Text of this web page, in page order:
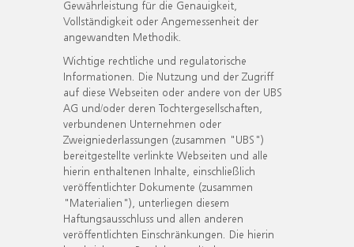
Gewährleistung für die Genauigkeit,
Vollständigkeit oder Angemessenheit der
angewandten Methodik.
Wichtige rechtliche und regulatorische
Informationen. Die Nutzung und der Zugriff
auf diese Webseiten oder andere von der UBS
AG und/oder deren Tochtergesellschaften,
verbundenen Unternehmen oder
Zweigniederlassungen (zusammen "UBS")
bereitgestellte verlinkte Webseiten und alle
hierin enthaltenen Inhalte, einschließlich
veröffentlichter Dokumente (zusammen
"Materialien"), unterliegen diesem
Haftungsausschluss und allen anderen
veröffentlichten Einschränkungen. Die hierin